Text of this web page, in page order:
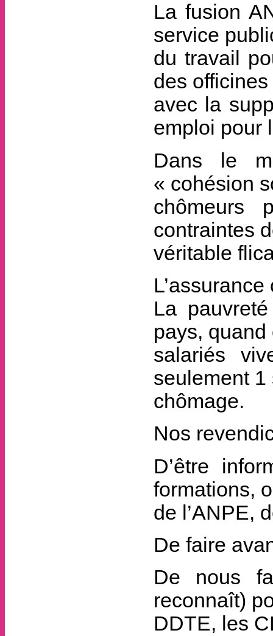
La fusion
service
du travail
des
avec la
emploi pour
Dans le
« cohésion
chômeurs
contraintes
véritable
La
pays,
salariés
seulement 1
chômage.
Nos
D’être
formations,
de l’ANPE,
De faire
De nous
reconnaît)
DDTE, les